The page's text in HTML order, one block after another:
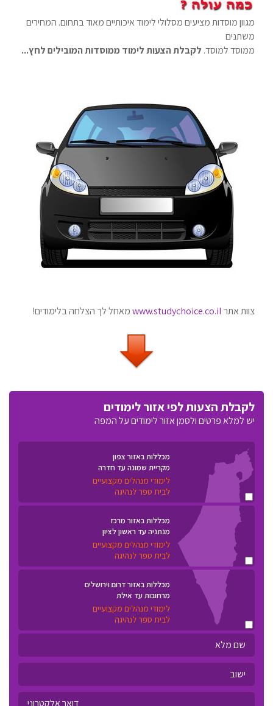
מגוון מוסדות מציעים מסלולי לימוד איכותיים מאוד בתחום. המחירים
משתנים
ממוסד למוסד. לקבלת הצעות לימוד ממוסדות המובילים לחץ...
צוות אתרwww.studychoice.co.ilמאחל לך הצלחה בלימודים!
לקבלת הצעות לפי אזור לימודים
יש למלא פרטים ולסמן אזור לימודים על המפה
מכללות באזור צפון
מקריית שמונה עד חדרה
לימודי מנהלים מקצועיים
לבית ספר לנהיגה
מכללות באזור מרכז
מנתניה עד ראשון לציון
לימודי מנהלים מקצועיים
לבית ספר לנהיגה
מכללות באזור דרום וירושלים
מרחובות עד אילת
לימודי מנהלים מקצועיים
לבית ספר לנהיגה